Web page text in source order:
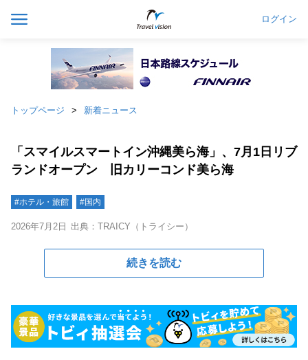
ログイン
トップページ 新着ニュース
「スマイルスマートイン沖縄美ら海」、7月1日リブ
ランドオープン 旧カリーコンド美ら海
#ホテル・旅館 #国内
2026年7月2日 出典：TRAICY（トライシー）
続きを読む